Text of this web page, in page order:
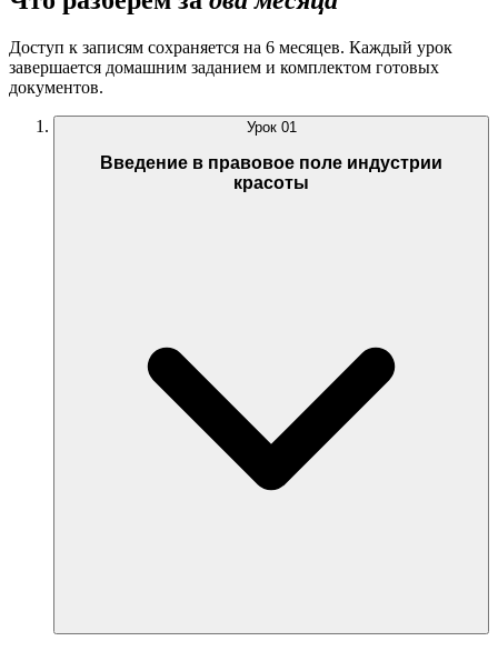
Доступ к записям сохраняется на 6 месяцев. Каждый урок
завершается домашним заданием и комплектом готовых
документов.
Урок 01
Введение в правовое поле индустрии
красоты